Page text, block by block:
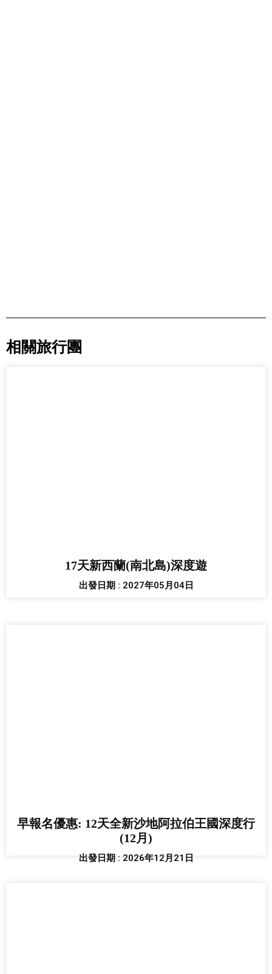
相關旅行團
17天新西蘭(南北島)深度遊
出發日期 : 2027年05月04日
早報名優惠: 12天全新沙地阿拉伯王國深度行
(12月)
出發日期 : 2026年12月21日